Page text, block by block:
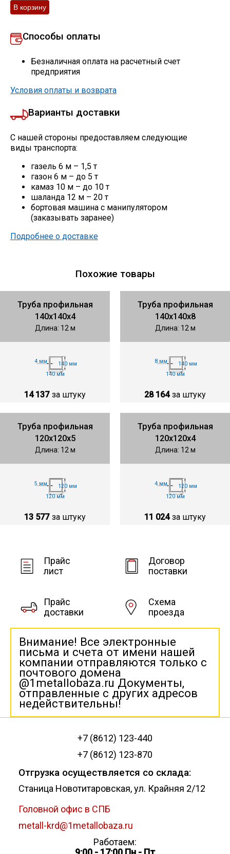
Способы оплаты
Безналичная оплата на расчетный счет
предприятия
Условия оплаты и возврата
Варианты доставки
С нашей стороны предоставляем следующие
виды транспорта:
газель 6 м – 1,5 т
газон 6 м – до 5 т
камаз 10 м – до 10 т
шаланда 12 м – 20 т
бортовая машина с манипулятором
(заказывать заранее)
Подробнее о доставке
Похожие товары
Труба профильная
140х140х4
Длина: 12 м
4 мм
140 мм
140 мм
14 137 за штуку
Труба профильная
140х140х8
Длина: 12 м
8 мм
140 мм
140 мм
28 164 за штуку
Труба профильная
120х120х5
Длина: 12 м
5 мм
120 мм
120 мм
13 577 за штуку
Труба профильная
120х120х4
Длина: 12 м
4 мм
120 мм
120 мм
11 024 за штуку
Прайс
лист
Договор
поставки
Прайс
доставки
Схема
проезда
Внимание! Все электронные
письма и счета от имени нашей
компании отправляются только с
почтового домена
@1metallobaza.ru Документы,
отправленные с других адресов
недействительны!
+7 (8612) 123-440
+7 (8612) 123-870
Отгрузка осуществляется со склада:
Станица Новотитаровская, ул. Крайняя 2/12
Головной офис в СПБ
metall-krd@1metallobaza.ru
Работаем: